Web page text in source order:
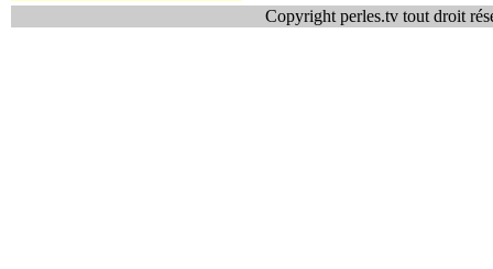
Copyright perles.tv tout droit